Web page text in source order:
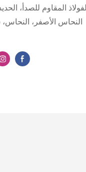
المقاوم للصدأ،
النحاس الأصفر، النحاس،